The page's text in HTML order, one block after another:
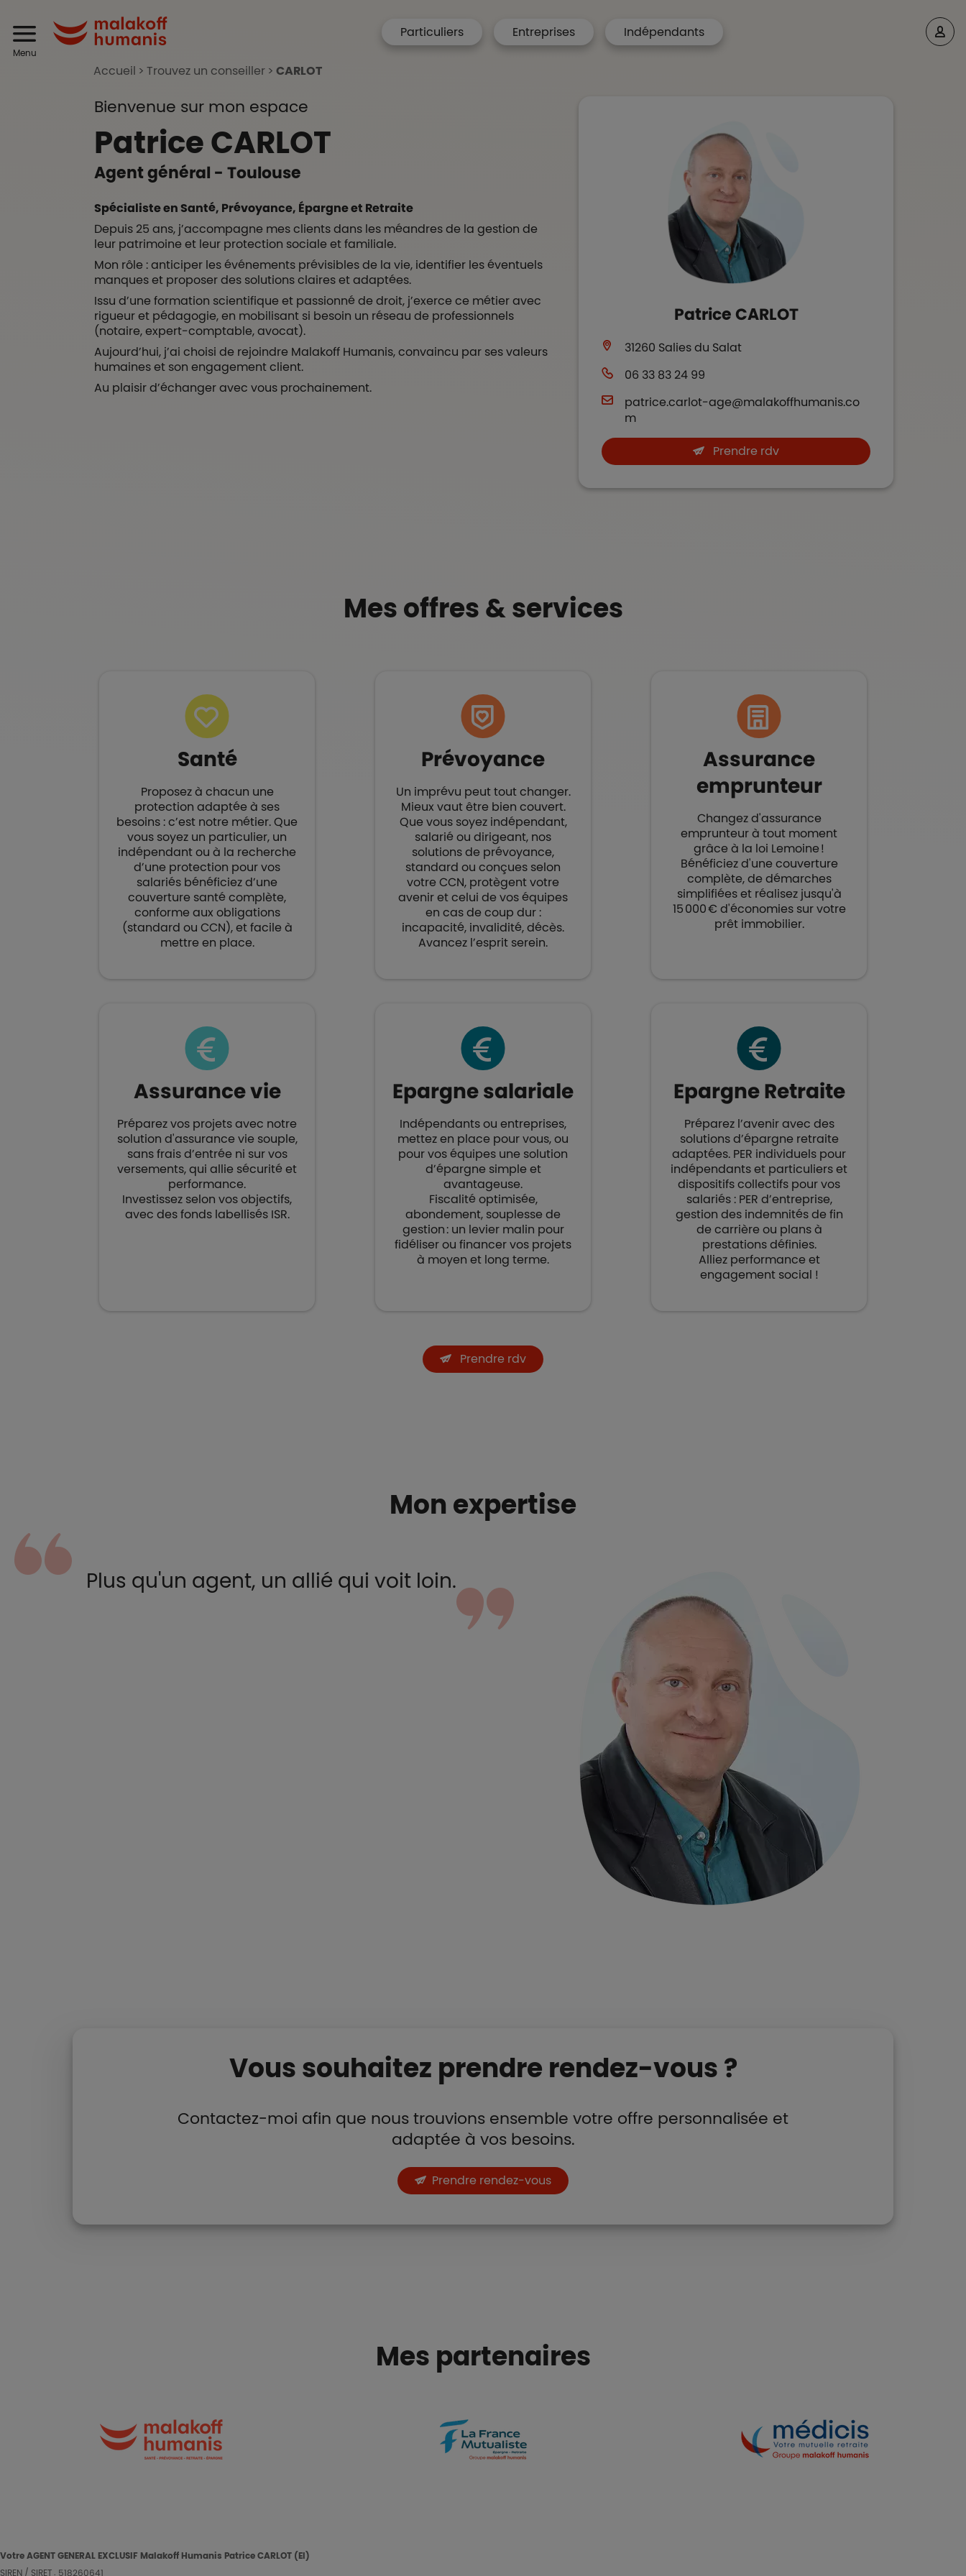
Header
Menu Malakoff Humanis Accueil
menu hp
Particuliers Entreprises Indépendants
Accueil Trouvez un conseiller CARLOT
Bienvenue sur mon espace
PatriceCARLOT
Agent général - Toulouse
Spécialiste en Santé, Prévoyance, Épargne et Retraite
Depuis 25 ans, j’accompagne mes clients dans les méandres de la gestion de
leur patrimoine et leur protection sociale et familiale.
Mon rôle : anticiper les événements prévisibles de la vie, identifier les éventuels
manques et proposer des solutions claires et adaptées.
Issu d’une formation scientifique et passionné de droit, j’exerce ce métier avec
rigueur et pédagogie, en mobilisant si besoin un réseau de professionnels
(notaire, expert-comptable, avocat).
Aujourd’hui, j’ai choisi de rejoindre Malakoff Humanis, convaincu par ses valeurs
humaines et son engagement client.
Au plaisir d’échanger avec vous prochainement.
PatriceCARLOT
31260 Salies du Salat
06 33 83 24 99
patrice.carlot-age@malakoffhumanis.co
m
Prendre rdv
Mes offres & services
Santé
Proposez à chacun une
protection adaptée à ses
besoins : c’est notre métier. Que
vous soyez un particulier, un
indépendant ou à la recherche
d’une protection pour vos
salariés bénéficiez d’une
couverture santé complète,
conforme aux obligations
(standard ou CCN), et facile à
mettre en place.​
Prévoyance
Un imprévu peut tout changer.
Mieux vaut être bien couvert.​
Que vous soyez indépendant,
salarié ou dirigeant, nos
solutions de prévoyance,
standard ou conçues selon
votre CCN, protègent votre
avenir et celui de vos équipes
en cas de coup dur :
incapacité, invalidité, décès.
Avancez l’esprit serein.​
Assurance
emprunteur​
Changez d'assurance
emprunteur à tout moment
grâce à la loi Lemoine !
Bénéficiez d'une couverture
complète, de démarches
simplifiées et réalisez jusqu'à
15 000 € d'économies sur votre
prêt immobilier.
Assurance vie​
Préparez vos projets avec notre
solution d'assurance vie souple,
sans frais d’entrée ni sur vos
versements, qui allie sécurité et
performance.
Investissez selon vos objectifs,
avec des fonds labellisés ISR.​
Epargne salariale​
Indépendants ou entreprises,
mettez en place pour vous, ou
pour vos équipes une solution
d’épargne simple et
avantageuse.
Fiscalité optimisée,
abondement, souplesse de
gestion : un levier malin pour
fidéliser ou financer vos projets
à moyen et long terme.​
Epargne Retraite​
Préparez l’avenir avec des
solutions d’épargne retraite
adaptées. PER individuels pour
indépendants et particuliers et
dispositifs collectifs pour vos
salariés : PER d’entreprise,
gestion des indemnités de fin
de carrière ou plans à
prestations définies.
Alliez performance et
engagement social​ !
Prendre rdv
Mon expertise
Plus qu'un agent, un allié qui voit loin.
Vous souhaitez prendre rendez-vous ?
Contactez-moi afin que nous trouvions ensemble votre offre personnalisée et
adaptée à vos besoins.
Prendre rendez-vous
Mes partenaires
Votre AGENT GENERAL EXCLUSIF Malakoff Humanis PatriceCARLOT (EI)
SIREN / SIRET : 518260641